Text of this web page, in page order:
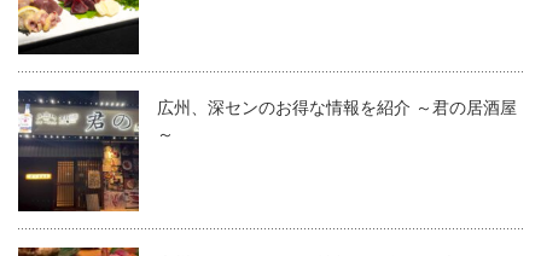
広州、深センのお得な情報を紹介 ～君の居酒屋
～